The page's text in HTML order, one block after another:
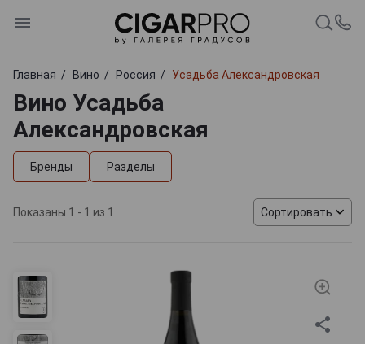
Главная Вино Россия Усадьба Александровская
Вино Усадьба
Александровская
Бренды Разделы
Показаны 1 - 1 из 1 Сортировать